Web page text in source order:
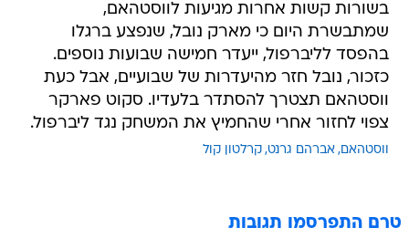
בשורות קשות אחרות מגיעות לווסטהאם,
שמתבשרת היום כי מארק נובל, שנפצע ברגלו
בהפסד לליברפול, ייעדר חמישה שבועות נוספים.
כזכור, נובל חזר מהיעדרות של שבועיים, אבל כעת
ווסטהאם תצטרך להסתדר בלעדיו. סקוט פארקר
צפוי לחזור אחרי שהחמיץ את המשחק נגד ליברפול.
ווסטהאם אברהם גרנט קרלטון קול
טרם התפרסמו תגובות